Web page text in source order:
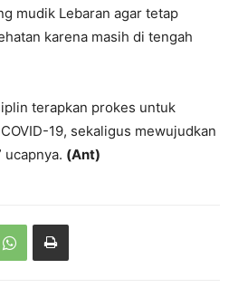
mudik Lebaran agar tetap
karena masih di tengah
terapkan prokes untuk
19, sekaligus mewujudkan
ucapnya. (Ant)